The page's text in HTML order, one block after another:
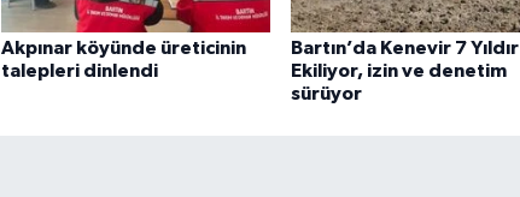
Akpınar köyünde üreticinin
talepleri dinlendi
Bartın’da Kenevir 7 Yıldır
Ekiliyor, izin ve denetim
sürüyor